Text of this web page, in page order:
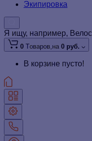
Экипировка
Я ищу, например,
0 Tоваров,на 0 руб.
В корзине пусто!